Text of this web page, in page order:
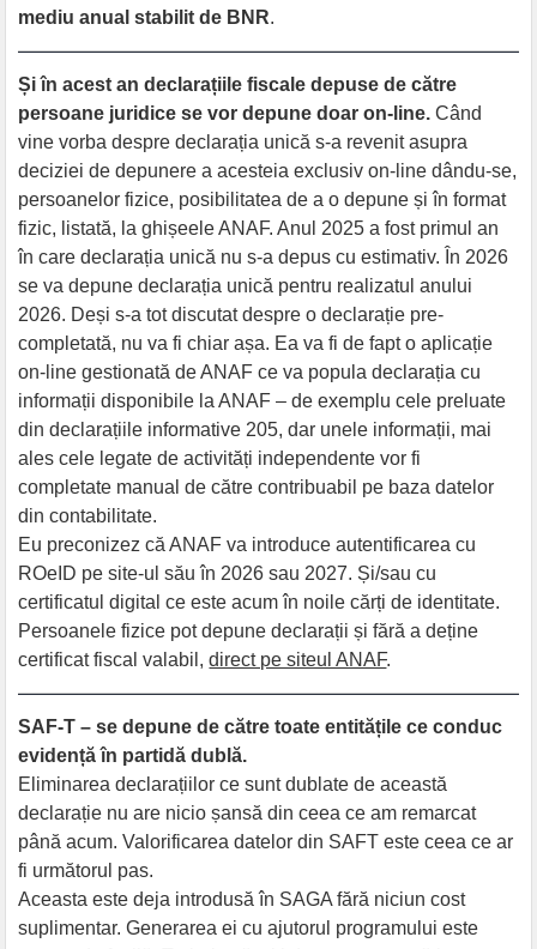
mediu anual stabilit de BNR.
Și în acest an declarațiile fiscale depuse de către
persoane juridice se vor depune doar on-line. Când
vine vorba despre declarația unică s-a revenit asupra
deciziei de depunere a acesteia exclusiv on-line dându-se,
persoanelor fizice, posibilitatea de a o depune și în format
fizic, listată, la ghișeele ANAF. Anul 2025 a fost primul an
în care declarația unică nu s-a depus cu estimativ. În 2026
se va depune declarația unică pentru realizatul anului
2026. Deși s-a tot discutat despre o declarație pre-
completată, nu va fi chiar așa. Ea va fi de fapt o aplicație
on-line gestionată de ANAF ce va popula declarația cu
informații disponibile la ANAF – de exemplu cele preluate
din declarațiile informative 205, dar unele informații, mai
ales cele legate de activități independente vor fi
completate manual de către contribuabil pe baza datelor
din contabilitate.
Eu preconizez că ANAF va introduce autentificarea cu
ROeID pe site-ul său în 2026 sau 2027. Și/sau cu
certificatul digital ce este acum în noile cărți de identitate.
Persoanele fizice pot depune declarații și fără a deține
certificat fiscal valabil,direct pe siteul ANAF.
SAF-T – se depune de către toate entitățile ce conduc
evidență în partidă dublă.
Eliminarea declarațiilor ce sunt dublate de această
declarație nu are nicio șansă din ceea ce am remarcat
până acum. Valorificarea datelor din SAFT este ceea ce ar
fi următorul pas.
Aceasta este deja introdusă în SAGA fără niciun cost
suplimentar. Generarea ei cu ajutorul programului este